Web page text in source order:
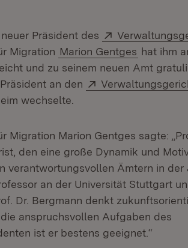
Präsident des Extern:
Migration Marion Gentges hat ihm
und zu seinem neuen Amt
an den
Extern:
Fenster)
wechselte.
Migration Marion Gentges sagte:
den eine große Dynamik und
verantwortungsvollen Ämtern in der
an der Universität Stuttgart
Dr. Bergmann denkt
anspruchsvollen Aufgaben des
ist er bestens geeignet.“